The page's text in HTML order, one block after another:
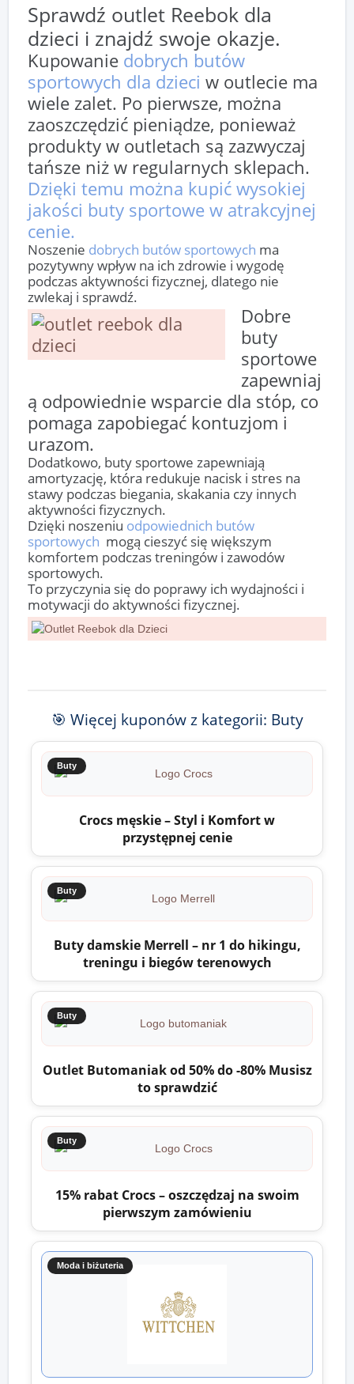
Sprawdź outlet Reebok dla
dzieci i znajdź swoje okazje.
Kupowanie dobrych butów
sportowych dla dzieci w outlecie ma
wiele zalet. Po pierwsze, można
zaoszczędzić pieniądze, ponieważ
produkty w outletach są zazwyczaj
tańsze niż w regularnych sklepach.
Dzięki temu można kupić wysokiej
jakości buty sportowe w atrakcyjnej
cenie.
Noszenie dobrych butów sportowych ma
pozytywny wpływ na ich zdrowie i wygodę
podczas aktywności fizycznej, dlatego nie
zwlekaj i sprawdź.
Dobre
buty
sportowe
zapewniaj
ą odpowiednie wsparcie dla stóp, co
pomaga zapobiegać kontuzjom i
urazom.
Dodatkowo, buty sportowe zapewniają
amortyzację, która redukuje nacisk i stres na
stawy podczas biegania, skakania czy innych
aktywności fizycznych.
Dzięki noszeniu odpowiednich butów
sportowych mogą cieszyć się większym
komfortem podczas treningów i zawodów
sportowych.
To przyczynia się do poprawy ich wydajności i
motywacji do aktywności fizycznej.
🎯 Więcej kuponów z kategorii: Buty
Buty
Crocs męskie – Styl i Komfort w
przystępnej cenie
Buty
Buty damskie Merrell – nr 1 do hikingu,
treningu i biegów terenowych
Buty
Outlet Butomaniak od 50% do -80% Musisz
to sprawdzić
Buty
15% rabat Crocs – oszczędzaj na swoim
pierwszym zamówieniu
Moda i biżuteria